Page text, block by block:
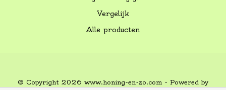
Vergelijk
Alle producten
© Copyright 2026 www.honing-en-zo.com - Powered by